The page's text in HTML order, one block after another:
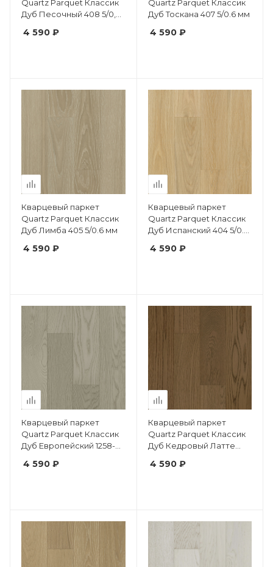
Quartz Parquet Классик
Дуб Песочный 408 5/0,6
4 590 ₽
Quartz Parquet Классик
Дуб Тоскана 407 5/0.6 мм
4 590 ₽
Кварцевый паркет
Quartz Parquet Классик
Дуб Лимба 405 5/0.6 мм
4 590 ₽
Кварцевый паркет
Quartz Parquet Классик
Дуб Испанский 404 5/0.6
4 590 ₽
Кварцевый паркет
Quartz Parquet Классик
Дуб Европейский 1258-
4 590 ₽
Кварцевый паркет
Quartz Parquet Классик
Дуб Кедровый Латте
4 590 ₽